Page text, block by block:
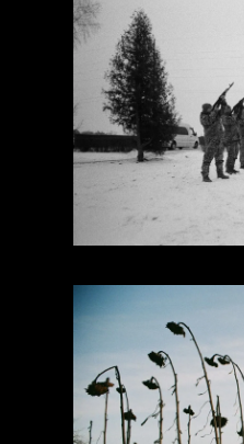
Alyona, KALUSH,
DTEK) і соціальні